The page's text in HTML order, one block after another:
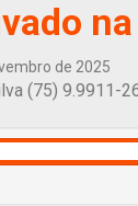
de 2025
(75) 9.9911-